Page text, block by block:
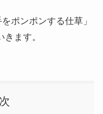
ポンポンする仕草」
ます。